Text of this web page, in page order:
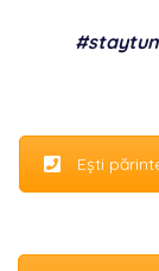
Ești